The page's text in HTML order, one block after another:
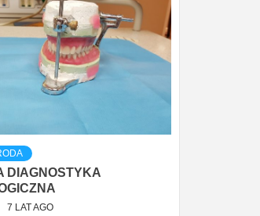
DIAGNOSTYKA
7 LAT AGO